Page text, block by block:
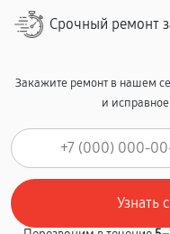
Срочный ремонт
Закажите ремонт в нашем
и исправное